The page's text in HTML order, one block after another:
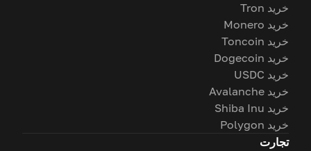
خرید Tron
خرید Monero
خرید Toncoin
خرید Dogecoin
خرید USDC
خرید Avalanche
خرید Shiba Inu
خرید Polygon
تجارت